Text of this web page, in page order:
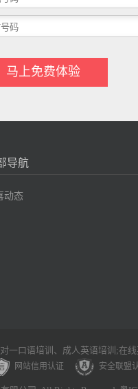
马上免费体验
导航
动态
一口语培训、成人英语培训;在
网站信用认证 安全联盟